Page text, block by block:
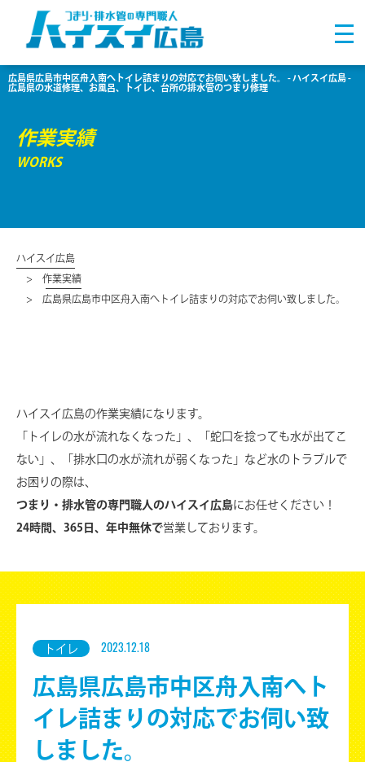
広島県広島市中区舟入南へトイレ詰まりの対応でお伺い致しました。 - ハイスイ広島 -
広島県の水道修理、お風呂、トイレ、台所の排水管のつまり修理
作業実績
WORKS
ハイスイ広島
作業実績
広島県広島市中区舟入南へトイレ詰まりの対応でお伺い致しました。
ハイスイ広島の作業実績になります。
「トイレの水が流れなくなった」、「蛇口を捻っても水が出てこ
ない」、
「排水口の水が流れが弱くなった」など水のトラブルで
お困りの際は、
つまり・排水管の専門職人のハイスイ広島にお任せください！
24時間、365日、年中無休で営業しております。
トイレ 2023.12.18
広島県広島市中区舟入南へト
イレ詰まりの対応でお伺い致
しました。